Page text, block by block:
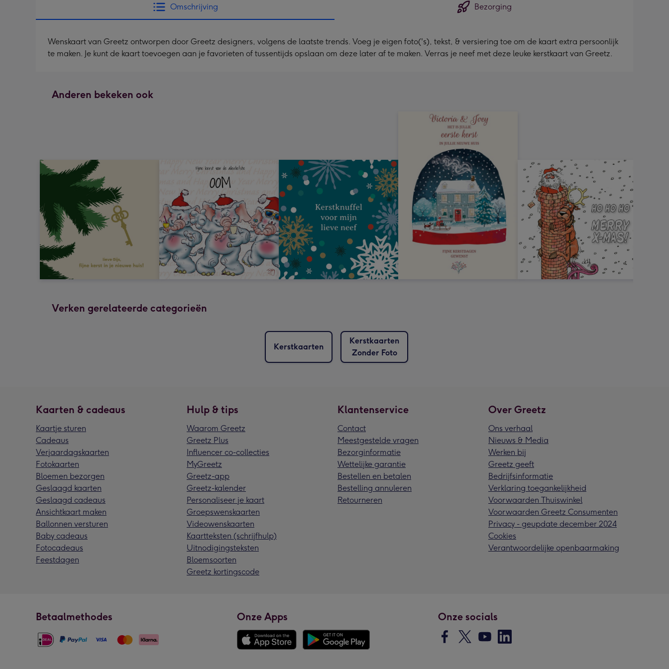
mm
Omschrijving Bezorging
Wenskaart van Greetz ontworpen door Greetz designers, volgens de laatste trends. Voeg je eigen foto('s), tekst, & versiering toe om de kaart extra persoonlijk
te maken. Je kunt de kaart toevoegen aan je favorieten of tussentijds opslaan om deze later af te maken. Verras je neef met deze leuke kerstkaart van Greetz.
Anderen bekeken ook
Verken gerelateerde categorieën
Kerstkaarten
Kerstkaarten
Zonder Foto
Kaarten & cadeaus
Kaartje sturen
Cadeaus
Verjaardagskaarten
Fotokaarten
Bloemen bezorgen
Geslaagd kaarten
Geslaagd cadeaus
Ansichtkaart maken
Ballonnen versturen
Baby cadeaus
Fotocadeaus
Feestdagen
Hulp & tips
Waarom Greetz
Greetz Plus
Influencer co-collecties
MyGreetz
Greetz-app
Greetz-kalender
Personaliseer je kaart
Groepswenskaarten
Videowenskaarten
Kaartteksten (schrijfhulp)
Uitnodigingsteksten
Bloemsoorten
Greetz kortingscode
Klantenservice
Contact
Meestgestelde vragen
Bezorginformatie
Wettelijke garantie
Bestellen en betalen
Bestelling annuleren
Retourneren
Over Greetz
Ons verhaal
Nieuws & Media
Werken bij
Greetz geeft
Bedrijfsinformatie
Verklaring toegankelijkheid
Voorwaarden Thuiswinkel
Voorwaarden Greetz Consumenten
Privacy - geupdate december 2024
Cookies
Verantwoordelijke openbaarmaking
Betaalmethodes Onze Apps Onze socials